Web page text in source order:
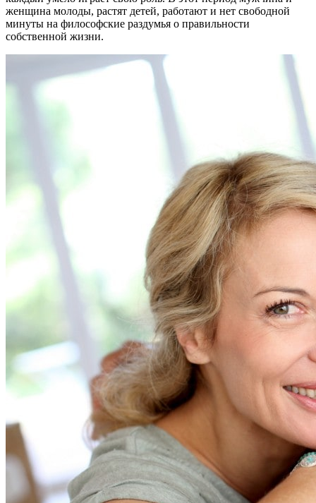
женщина молоды, растят детей, работают и нет свободной
минуты на философские раздумья о правильности
собственной жизни.